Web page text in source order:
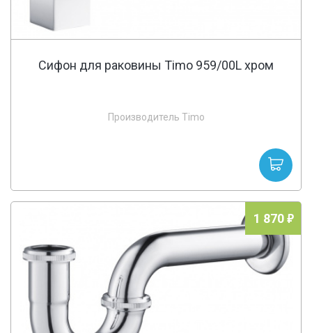
Сифон для раковины Timo 959/00L хром
Производитель Timo
1 870